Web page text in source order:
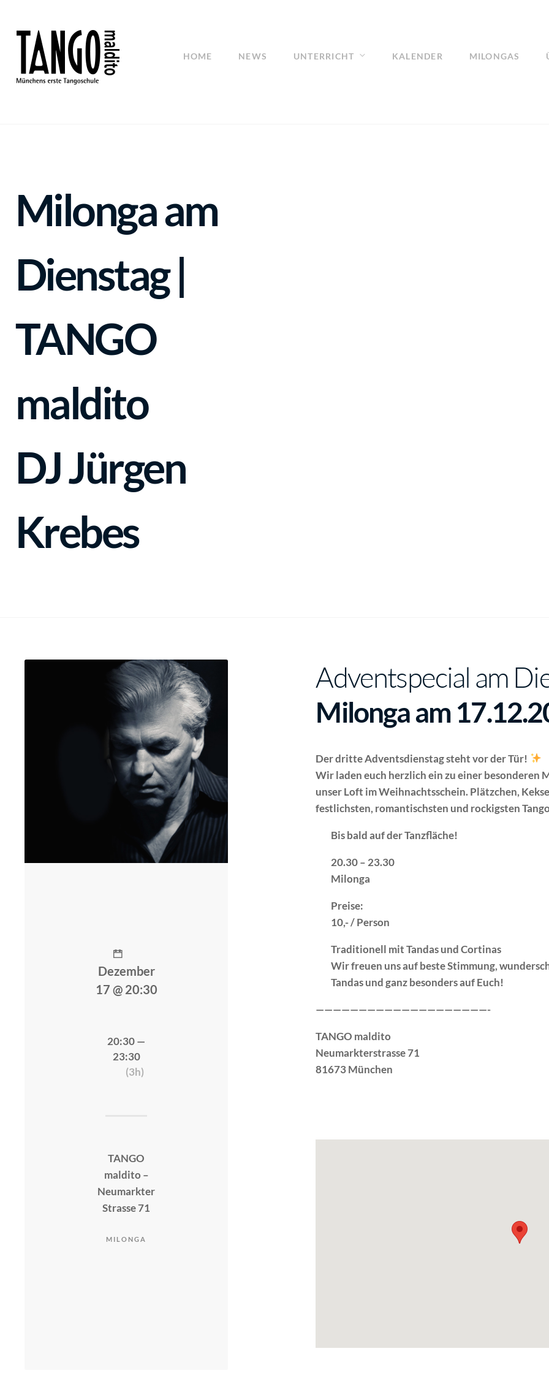
HOME NEWS UNTERRICHT KALENDER MILONGAS
Milonga am
Dienstag |
TANGO
maldito
DJ Jürgen
Krebes
Adventspecial am
Milonga am
Der dritte Adventsdienstag steht vor der Tür!
Wir laden euch herzlich ein zu einer besonderen
unser Loft im Weihnachtsschein. Plätzchen,
festlichsten, romantischsten und rockigsten
Bis bald auf der Tanzfläche!
20.30 – 23.30
Milonga
Preise:
10,- / Person
Traditionell mit Tandas und Cortinas
Wir freuen uns auf beste Stimmung,
Tandas und ganz besonders auf Euch!
————————————————————-
TANGO maldito
Neumarkterstrasse 71
81673 München
Dezember
17 @ 20:30
20:30 —
23:30
(3h)
TANGO
maldito –
Neumarkter
Strasse 71
MILONGA